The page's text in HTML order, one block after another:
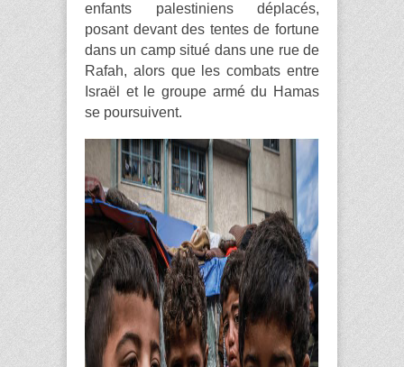
enfants palestiniens déplacés,
posant devant des tentes de fortune
dans un camp situé dans une rue de
Rafah, alors que les combats entre
Israël et le groupe armé du Hamas
se poursuivent.